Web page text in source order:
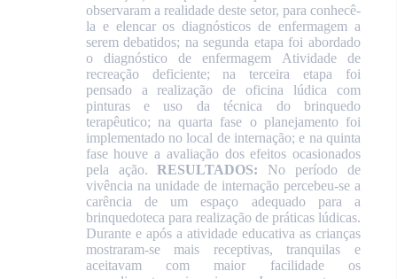
observaram a realidade deste setor, para conhecê-
la e elencar os diagnósticos de enfermagem a
serem debatidos; na segunda etapa foi abordado
o diagnóstico de enfermagem Atividade de
recreação deficiente; na terceira etapa foi
pensado a realização de oficina lúdica com
pinturas e uso da técnica do brinquedo
terapêutico; na quarta fase o planejamento foi
implementado no local de internação; e na quinta
fase houve a avaliação dos efeitos ocasionados
pela ação.RESULTADOS: No período de
vivência na unidade de internação percebeu-se a
carência de um espaço adequado para a
brinquedoteca para realização de práticas lúdicas.
Durante e após a atividade educativa as crianças
mostraram-se mais receptivas, tranquilas e
aceitavam com maior facilidade os